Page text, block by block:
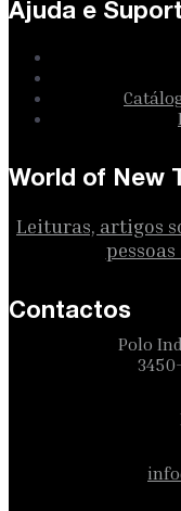
Ajuda e
World of New
Leituras, artigos
Contactos
Polo